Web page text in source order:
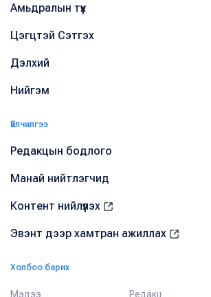
Амьдралын түүх
Цэгцтэй Сэтгэх
Дэлхий
Нийгэм
Үйлчилгээ
Редакцын бодлого
Манай нийтлэгчид
Контент нийлүүлэх
Эвэнт дээр хамтран ажиллах
Холбоо барих
Мэдээ Редакц